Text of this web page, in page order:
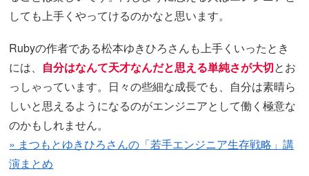
しても上手くやってけるのかなと思います。
Rubyの作者である松本ゆきひろさんも上手くいったとき
には、 自分はなんて天才なんだと思える単純さが大切とお
っしゃっています。日々の些細な成長でも、自分は素晴ら
しいと思えるようになるのがエンジニアとして働く極意な
のかもしれません。
» まつもとゆきひろさんの「若手エンジニア生存戦略」講
演まとめ